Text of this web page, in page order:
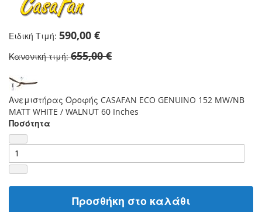
Ειδική Τιμή 590,00 €
Κανονική τιμή 655,00 €
Ανεμιστήρας Οροφής CASAFAN ECO GENUINO 152 MW/NB
MATT WHITE / WALNUT 60 Inches
Ποσότητα
Προσθήκη στο καλάθι